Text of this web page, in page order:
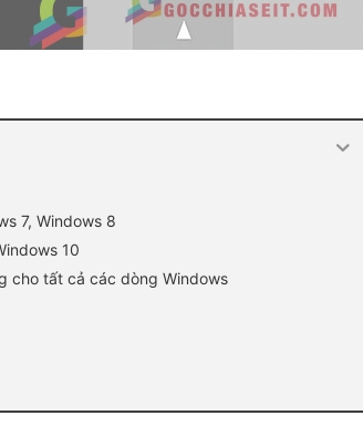
7, Windows 8
10
cho tất cả các dòng Windows